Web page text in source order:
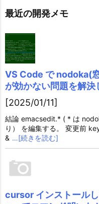
最近の開発メモ
VS Code で nodoka(
が効かない問題を解決
[2025/01/11]
結論 emacsedit.* ( * は
り） を編集する。 変更前
& …[続きを読む]
cursor インストール